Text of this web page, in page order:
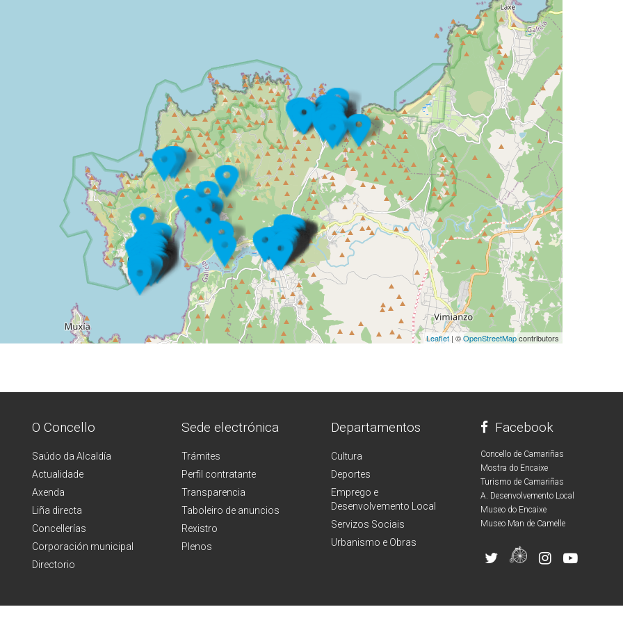
Leaflet | ©OpenStreetMapcontributors
O Concello
Saúdo da Alcaldía
Actualidade
Axenda
Liña directa
Concellerías
Corporación municipal
Directorio
Sede electrónica
Trámites
Perfil contratante
Transparencia
Taboleiro de anuncios
Rexistro
Plenos
Departamentos
Cultura
Deportes
Emprego e
Desenvolvemento Local
Servizos Sociais
Urbanismo e Obras
Facebook
Concello de Camariñas
Mostra do Encaixe
Turismo de Camariñas
A. Desenvolvemento Local
Museo do Encaixe
Museo Man de Camelle